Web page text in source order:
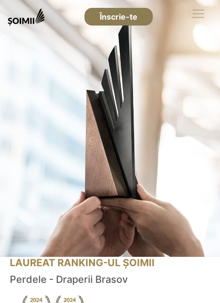
Înscrie-te
LAUREAT RANKING-UL ȘOIMII
Perdele - Draperii Brasov